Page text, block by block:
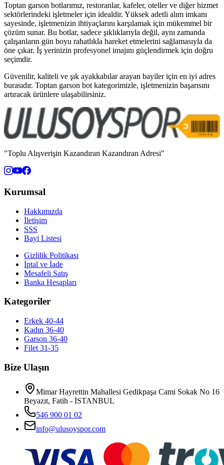
Toptan garson botlarımız, restoranlar, kafeler, oteller ve diğer hizmet
sektörlerindeki işletmeler için idealdir. Yüksek adetli alım imkanı
sayesinde, işletmenizin ihtiyaçlarını karşılamak için mükemmel bir
çözüm sunar. Bu botlar, sadece şıklıklarıyla değil, aynı zamanda
çalışanların gün boyu rahatlıkla hareket etmelerini sağlamasıyla da
öne çıkar. İş yerinizin profesyonel imajını güçlendirmek için doğru
seçimdir.
Güvenilir, kaliteli ve şık ayakkabılar arayan bayiler için en iyi adres
burasıdır. Toptan garson bot kategorimizle, işletmenizin başarısını
artıracak ürünlere ulaşabilirsiniz.
"Toplu Alışverişin Kazandıran Kazandıran Adresi"
Kurumsal
Hakkımızda
İletişim
SSS
Bayi Listesi
Gizlilik Politikası
İptal ve İade
Mesafeli Satış
Banka Hesapları
Kategoriler
Erkek 40-44
Kadın 36-40
Garson 36-40
Filet 31-35
Bize Ulaşın
Mimar Hayrettin Mahallesi Gedikpaşa Cami Sokak No 16
Beyazıt, Fatih - İSTANBUL
546 900 01 02
info@ulusoyspor.com